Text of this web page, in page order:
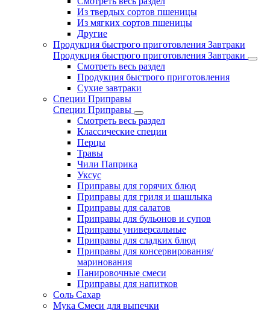
Из твердых сортов пшеницы
Из мягких сортов пшеницы
Другие
Продукция быстрого приготовления Завтраки
Продукция быстрого приготовления Завтраки
Смотреть весь раздел
Продукция быстрого приготовления
Сухие завтраки
Специи Приправы
Специи Приправы
Смотреть весь раздел
Классические специи
Перцы
Травы
Чили Паприка
Уксус
Приправы для горячих блюд
Приправы для гриля и шашлыка
Приправы для салатов
Приправы для бульонов и супов
Приправы универсальные
Приправы для сладких блюд
Приправы для консервирования/
маринования
Панировочные смеси
Приправы для напитков
Соль Сахар
Мука Смеси для выпечки